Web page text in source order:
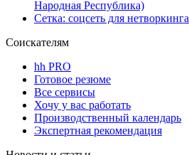
Народная Республика)
Сетка: соцсеть для нетворкинга
Соискателям
hh PRO
Готовое резюме
Все сервисы
Хочу у вас работать
Производственный календарь
Экспертная рекомендация